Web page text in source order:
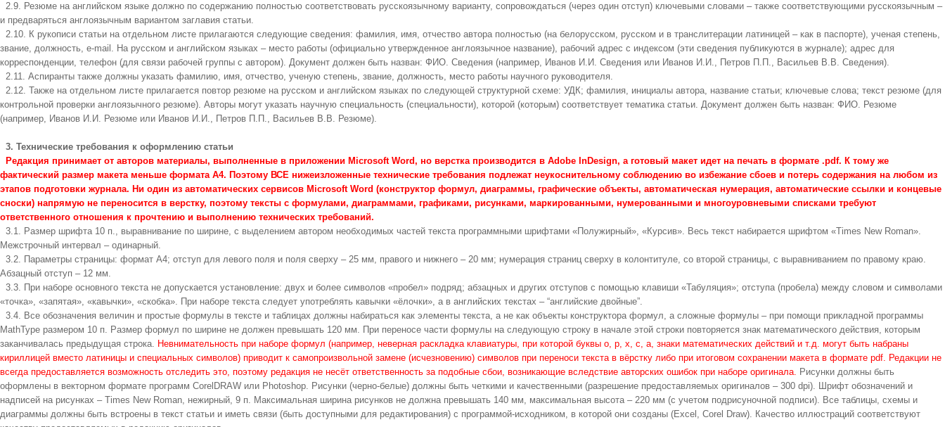
2.9. Резюме на английском языке должно по содержанию полностью соответствовать русскоязычному варианту, сопровождаться (через один отступ) ключевыми словами – также соответствующими русскоязычным –
и предваряться англоязычным вариантом заглавия статьи.
2.10. К рукописи статьи на отдельном листе прилагаются следующие сведения: фамилия, имя, отчество автора полностью (на белорусском, русском и в транслитерации латиницей – как в паспорте), ученая степень,
звание, должность, e-mail. На русском и английском языках – место работы (официально утвержденное англоязычное название), рабочий адрес с индексом (эти сведения публикуются в журнале); адрес для
корреспонденции, телефон (для связи рабочей группы с автором). Документ должен быть назван: ФИО. Сведения (например, Иванов И.И. Сведения или Иванов И.И., Петров П.П., Васильев В.В. Сведения).
2.11. Аспиранты также должны указать фамилию, имя, отчество, ученую степень, звание, должность, место работы научного руководителя.
2.12. Также на отдельном листе прилагается повтор резюме на русском и английском языках по следующей структурной схеме: УДК; фамилия, инициалы автора, название статьи; ключевые слова; текст резюме (для
контрольной проверки англоязычного резюме). Авторы могут указать научную специальность (специальности), которой (которым) соответствует тематика статьи. Документ должен быть назван: ФИО. Резюме
(например, Иванов И.И. Резюме или Иванов И.И., Петров П.П., Васильев В.В. Резюме).
3. Технические требования к оформлению статьи
Редакция принимает от авторов материалы, выполненные в приложении Microsoft Word, но верстка производится в Adobe InDesign, а готовый макет идет на печать в формате .pdf. К тому же
фактический размер макета меньше формата А4. Поэтому ВСЕ нижеизложенные технические требования подлежат неукоснительному соблюдению во избежание сбоев и потерь содержания на любом из
этапов подготовки журнала. Ни один из автоматических сервисов Microsoft Word (конструктор формул, диаграммы, графические объекты, автоматическая нумерация, автоматические ссылки и концевые
сноски) напрямую не переносится в верстку, поэтому тексты с формулами, диаграммами, графиками, рисунками, маркированными, нумерованными и многоуровневыми списками требуют
ответственного отношения к прочтению и выполнению технических требований.
3.1. Размер шрифта 10 п., выравнивание по ширине, с выделением автором необходимых частей текста программными шрифтами «Полужирный», «Курсив». Весь текст набирается шрифтом «Times New Roman».
Межстрочный интервал – одинарный.
3.2. Параметры страницы: формат А4; отступ для левого поля и поля сверху – 25 мм, правого и нижнего – 20 мм; нумерация страниц сверху в колонтитуле, со второй страницы, с выравниванием по правому краю.
Абзацный отступ – 12 мм.
3.3. При наборе основного текста не допускается установление: двух и более символов «пробел» подряд; абзацных и других отступов с помощью клавиши «Табуляция»; отступа (пробела) между словом и символами
«точка», «запятая», «кавычки», «скобка». При наборе текста следует употреблять кавычки «ёлочки», а в английских текстах – “английские двойные”.
3.4. Все обозначения величин и простые формулы в тексте и таблицах должны набираться как элементы текста, а не как объекты конструктора формул, а сложные формулы – при помощи прикладной программы
MathType размером 10 п. Размер формул по ширине не должен превышать 120 мм. При переносе части формулы на следующую строку в начале этой строки повторяется знак математического действия, которым
заканчивалась предыдущая строка. Невнимательность при наборе формул (например, неверная раскладка клавиатуры, при которой буквы о, р, х, с, а, знаки математических действий и т.д. могут быть набраны
кириллицей вместо латиницы и специальных символов) приводит к самопроизвольной замене (исчезновению) символов при переноси текста в вёрстку либо при итоговом сохранении макета в формате pdf. Редакции не
всегда предоставляется возможность отследить это, поэтому редакция не несёт ответственность за подобные сбои, возникающие вследствие авторских ошибок при наборе оригинала. Рисунки должны быть
оформлены в векторном формате программ CorelDRAW или Photoshop. Рисунки (черно-белые) должны быть четкими и качественными (разрешение предоставляемых оригиналов – 300 dpi). Шрифт обозначений и
надписей на рисунках – Times New Roman, нежирный, 9 п. Максимальная ширина рисунков не должна превышать 140 мм, максимальная высота – 220 мм (с учетом подрисуночной подписи). Все таблицы, схемы и
диаграммы должны быть встроены в текст статьи и иметь связи (быть доступными для редактирования) с программой-исходником, в которой они созданы (Excel, Corel Draw). Качество иллюстраций соответствуют